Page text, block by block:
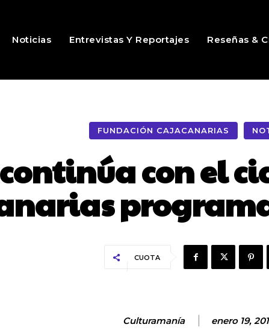
Noticias Entrevistas Y Reportajes Reseñas &
FUNDACIÓN CAJACANARIAS
con el
CUOTA
Culturamanía enero 19,